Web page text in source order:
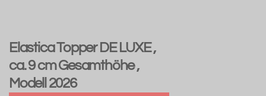
Elastica Topper DE LUXE ,
ca. 9 cm Gesamthöhe ,
Modell 2026